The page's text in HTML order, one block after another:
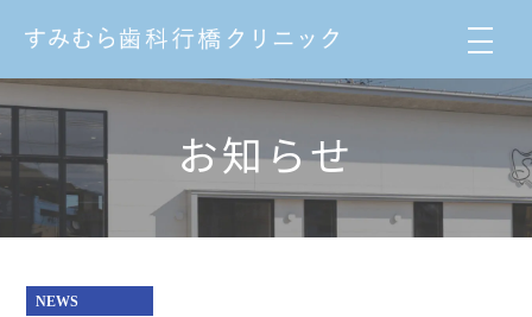
お知らせ
NEWS